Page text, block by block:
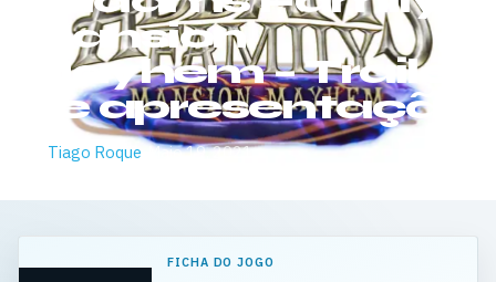
Mansion
Mayhem – Trailer
de apresentação
Tiago Roque Maio 19, 2021
FICHA DO JOGO